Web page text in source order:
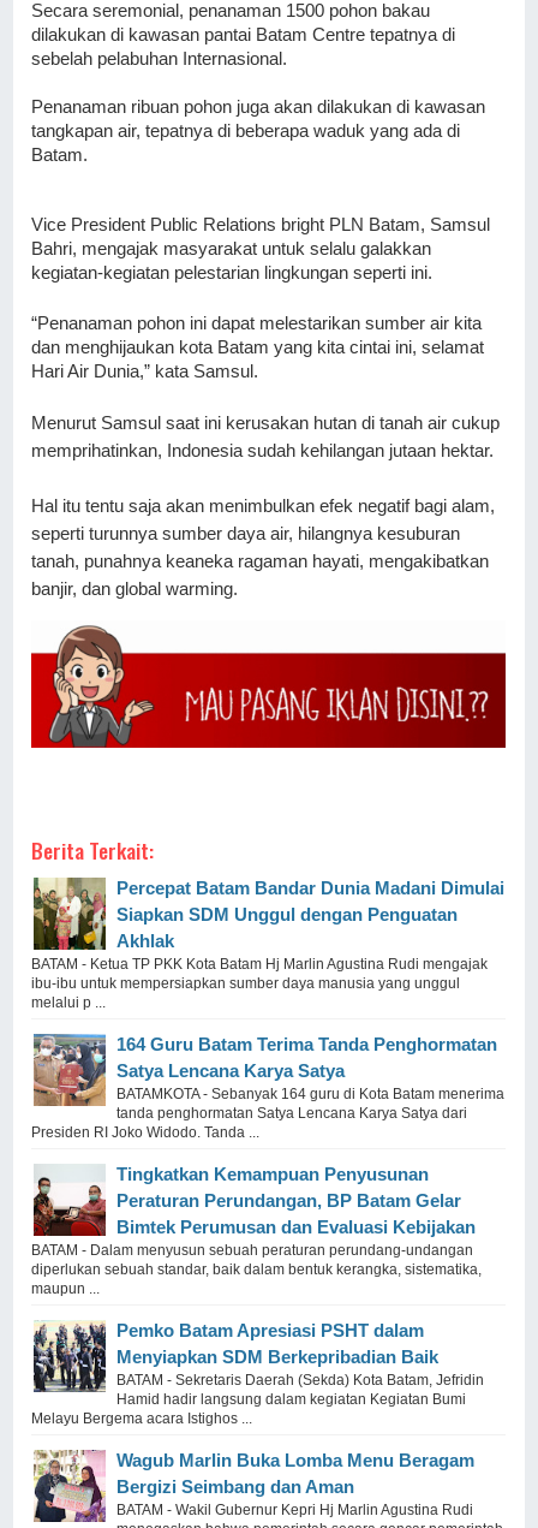
Secara seremonial, penanaman 1500 pohon bakau
dilakukan di kawasan pantai Batam Centre tepatnya di
sebelah pelabuhan Internasional.
Penanaman ribuan pohon juga akan dilakukan di kawasan
tangkapan air, tepatnya di beberapa waduk yang ada di
Batam.
Vice President Public Relations bright PLN Batam, Samsul
Bahri, mengajak masyarakat untuk selalu galakkan
kegiatan-kegiatan pelestarian lingkungan seperti ini.
“Penanaman pohon ini dapat melestarikan sumber air kita
dan menghijaukan kota Batam yang kita cintai ini, selamat
Hari Air Dunia,” kata Samsul.
Menurut Samsul saat ini kerusakan hutan di tanah air cukup
memprihatinkan, Indonesia sudah kehilangan jutaan hektar.
Hal itu tentu saja akan menimbulkan efek negatif bagi alam,
seperti turunnya sumber daya air, hilangnya kesuburan
tanah, punahnya keaneka ragaman hayati, mengakibatkan
banjir, dan global warming.
Berita Terkait:
Percepat Batam Bandar Dunia Madani Dimulai
Siapkan SDM Unggul dengan Penguatan
Akhlak
BATAM - Ketua TP PKK Kota Batam Hj Marlin Agustina Rudi mengajak
ibu-ibu untuk mempersiapkan sumber daya manusia yang unggul
melalui p ...
164 Guru Batam Terima Tanda Penghormatan
Satya Lencana Karya Satya
BATAMKOTA - Sebanyak 164 guru di Kota Batam menerima
tanda penghormatan Satya Lencana Karya Satya dari
Presiden RI Joko Widodo. Tanda ...
Tingkatkan Kemampuan Penyusunan
Peraturan Perundangan, BP Batam Gelar
Bimtek Perumusan dan Evaluasi Kebijakan
BATAM - Dalam menyusun sebuah peraturan perundang-undangan
diperlukan sebuah standar, baik dalam bentuk kerangka, sistematika,
maupun ...
Pemko Batam Apresiasi PSHT dalam
Menyiapkan SDM Berkepribadian Baik
BATAM - Sekretaris Daerah (Sekda) Kota Batam, Jefridin
Hamid hadir langsung dalam kegiatan Kegiatan Bumi
Melayu Bergema acara Istighos ...
Wagub Marlin Buka Lomba Menu Beragam
Bergizi Seimbang dan Aman
BATAM - Wakil Gubernur Kepri Hj Marlin Agustina Rudi